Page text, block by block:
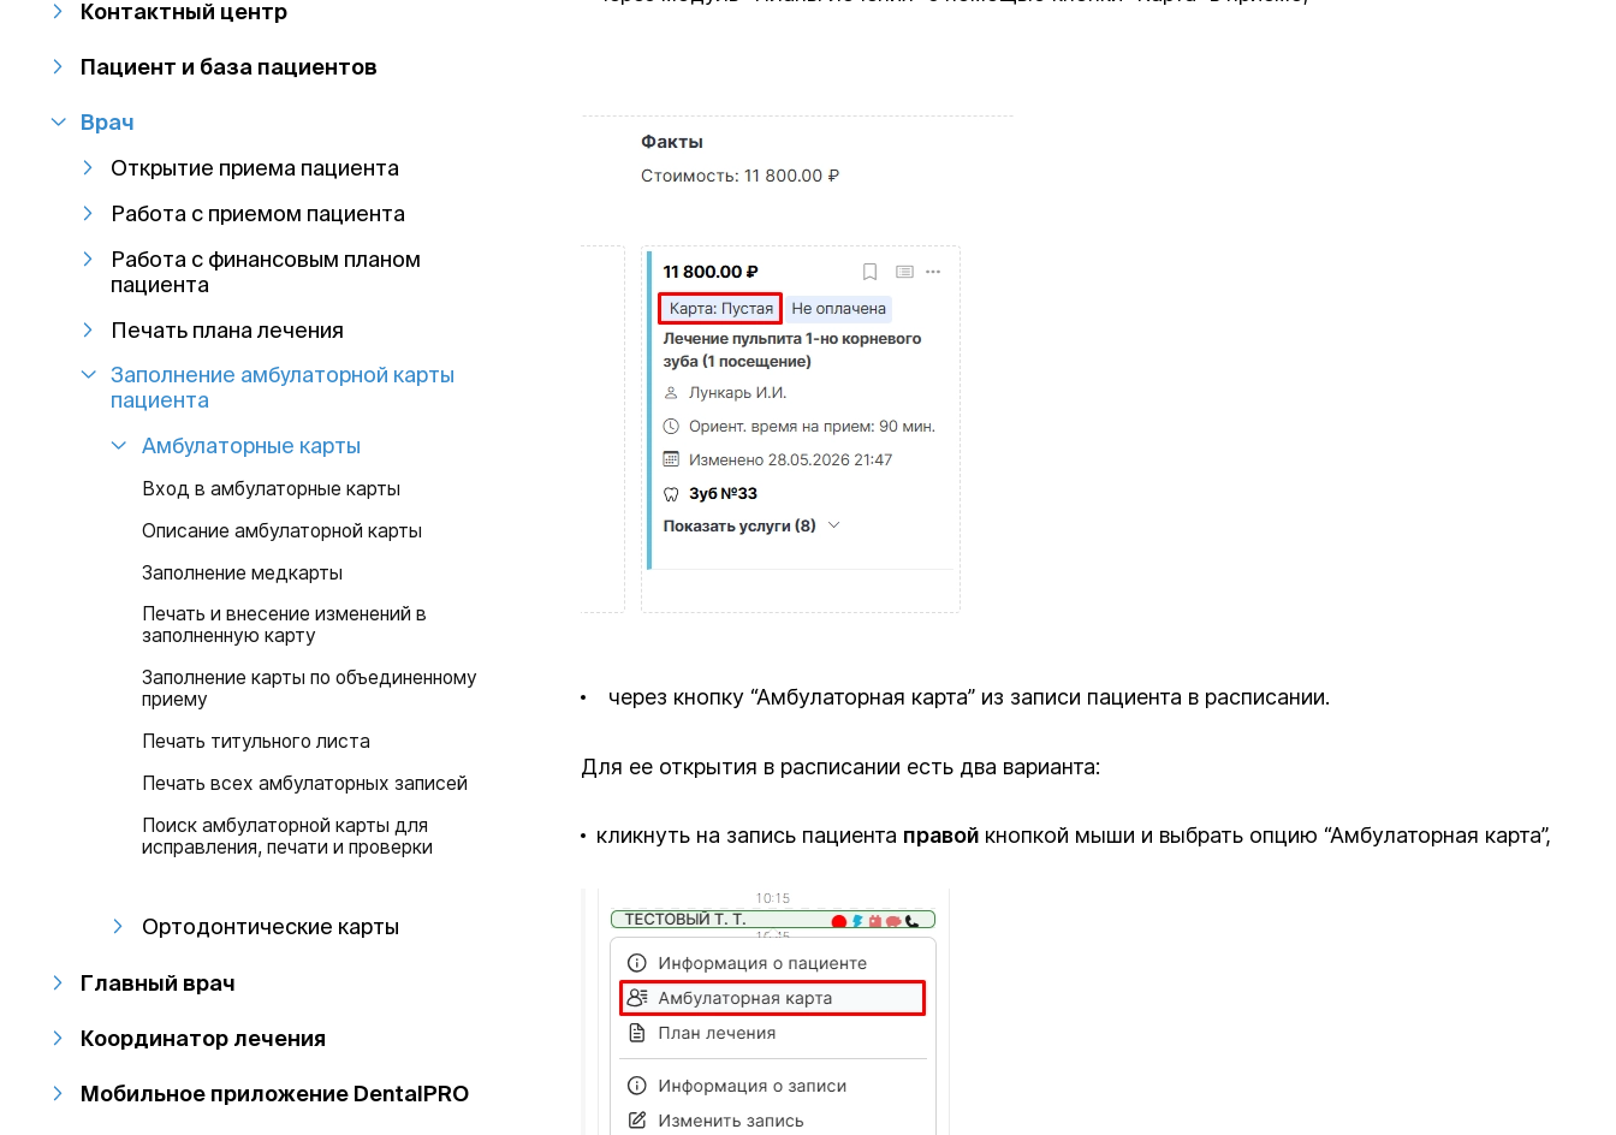
Контактный центр
Пациент и база пациентов
Врач
Открытие приема пациента
Работа с приемом пациента
Работа с финансовым планом
пациента
Печать плана лечения
Заполнение амбулаторной карты
пациента
Амбулаторные карты
Вход в амбулаторные карты
Описание амбулаторной карты
Заполнение медкарты
Печать и внесение изменений в
заполненную карту
Заполнение карты по объединенному
приему
Печать титульного листа
Печать всех амбулаторных записей
Поиск амбулаторной карты для
исправления, печати и проверки
Ортодонтические карты
Главный врач
Координатор лечения
Мобильное приложение DentalPRO
через кнопку “Амбулаторная карта” из записи пациента в расписании.
Для ее открытия в расписании есть два варианта:
кликнуть на запись пациента правой кнопкой мыши и выбрать опцию “Амбулаторная карта”,